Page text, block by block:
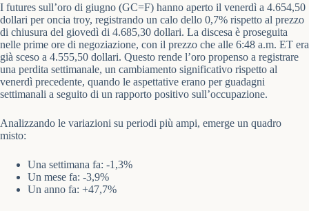
I futures sull’oro di giugno (GC=F) hanno aperto il venerdì a 4.654,50
dollari per oncia troy, registrando un calo dello 0,7% rispetto al prezzo
di chiusura del giovedì di 4.685,30 dollari. La discesa è proseguita
nelle prime ore di negoziazione, con il prezzo che alle 6:48 a.m. ET era
già sceso a 4.555,50 dollari. Questo rende l’oro propenso a registrare
una perdita settimanale, un cambiamento significativo rispetto al
venerdì precedente, quando le aspettative erano per guadagni
settimanali a seguito di un rapporto positivo sull’occupazione.
Analizzando le variazioni su periodi più ampi, emerge un quadro
misto:
Una settimana fa: -1,3%
Un mese fa: -3,9%
Un anno fa: +47,7%